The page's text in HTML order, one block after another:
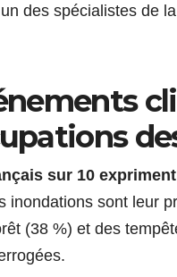
des spécialistes de
sur 10
inondations sont leur
(38 %) et des